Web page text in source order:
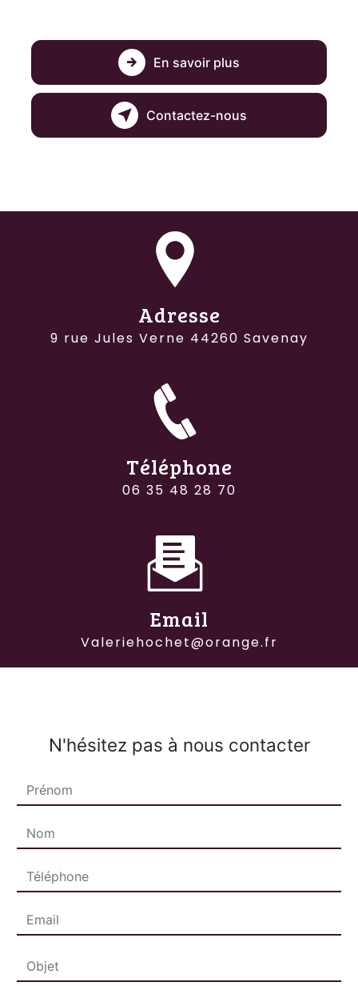
En savoir plus
Contactez-nous
Adresse
9 rue Jules Verne 44260 Savenay
Téléphone
06 35 48 28 70
Email
valeriehochet@orange.fr
N'hésitez pas à nous contacter